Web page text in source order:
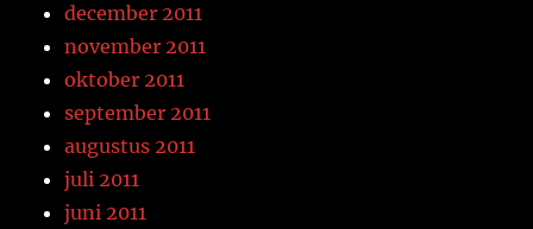
december 2011
november 2011
oktober 2011
september 2011
augustus 2011
juli 2011
juni 2011